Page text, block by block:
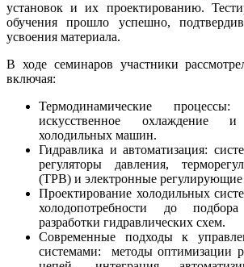
установок и их проектированию.
обучения прошло успешно,
усвоения материала.
В ходе семинаров участники
включая:
Термодинамические
искусственное
холодильных машин.
Гидравлика и автоматизация:
регуляторы давления,
(ТРВ) и электронные
Проектирование холодильных
холодопотребности до
разработки гидравлических схем.
Современные подходы к
системами: методы оптимизации